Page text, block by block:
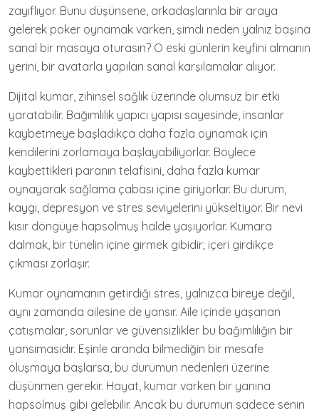
zayıflıyor. Bunu düşünsene, arkadaşlarınla bir araya
gelerek poker oynamak varken, şimdi neden yalnız başına
sanal bir masaya oturasın? O eski günlerin keyfini almanın
yerini, bir avatarla yapılan sanal karşılamalar alıyor.
Dijital kumar, zihinsel sağlık üzerinde olumsuz bir etki
yaratabilir. Bağımlılık yapıcı yapısı sayesinde, insanlar
kaybetmeye başladıkça daha fazla oynamak için
kendilerini zorlamaya başlayabiliyorlar. Böylece
kaybettikleri paranın telafisini, daha fazla kumar
oynayarak sağlama çabası içine giriyorlar. Bu durum,
kaygı, depresyon ve stres seviyelerini yükseltiyor. Bir nevi
kısır döngüye hapsolmuş halde yaşıyorlar. Kumara
dalmak, bir tünelin içine girmek gibidir; içeri girdikçe
çıkması zorlaşır.
Kumar oynamanın getirdiği stres, yalnızca bireye değil,
aynı zamanda ailesine de yansır. Aile içinde yaşanan
çatışmalar, sorunlar ve güvensizlikler bu bağımlılığın bir
yansımasıdır. Eşinle aranda bilmediğin bir mesafe
oluşmaya başlarsa, bu durumun nedenleri üzerine
düşünmen gerekir. Hayat, kumar varken bir yanına
hapsolmuş gibi gelebilir. Ancak bu durumun sadece senin